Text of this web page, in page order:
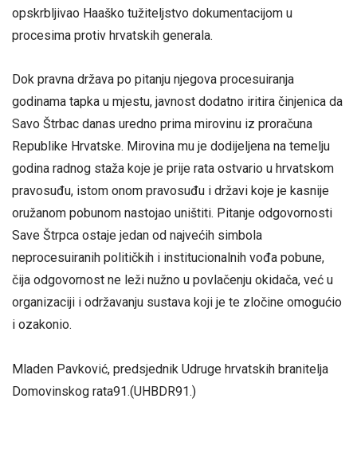
opskrbljivao Haaško tužiteljstvo dokumentacijom u
procesima protiv hrvatskih generala.
Dok pravna država po pitanju njegova procesuiranja
godinama tapka u mjestu, javnost dodatno iritira činjenica da
Savo Štrbac danas uredno prima mirovinu iz proračuna
Republike Hrvatske. Mirovina mu je dodijeljena na temelju
godina radnog staža koje je prije rata ostvario u hrvatskom
pravosuđu, istom onom pravosuđu i državi koje je kasnije
oružanom pobunom nastojao uništiti. Pitanje odgovornosti
Save Štrpca ostaje jedan od najvećih simbola
neprocesuiranih političkih i institucionalnih vođa pobune,
čija odgovornost ne leži nužno u povlačenju okidača, već u
organizaciji i održavanju sustava koji je te zločine omogućio
i ozakonio.
Mladen Pavković, predsjednik Udruge hrvatskih branitelja
Domovinskog rata91.(UHBDR91.)